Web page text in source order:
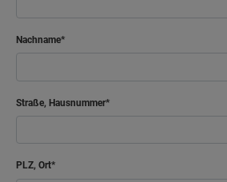
Netto-Raumfläche
Nachname
Straße, Hausnummer
PLZ, Ort